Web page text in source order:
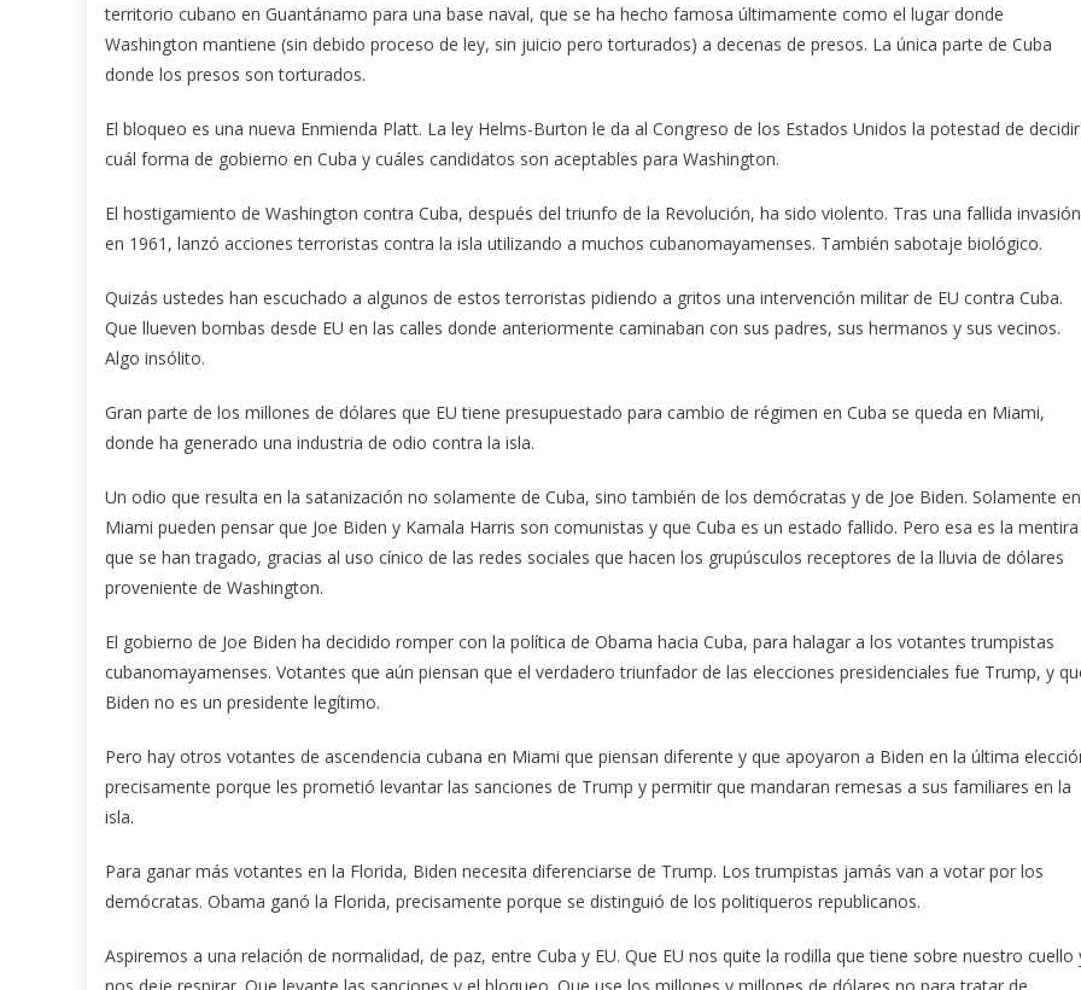
territorio cubano en Guantánamo para una base naval, que se ha hecho famosa últimamente como el lugar donde
Washington mantiene (sin debido proceso de ley, sin juicio pero torturados) a decenas de presos. La única parte de Cuba
donde los presos son torturados.
El bloqueo es una nueva Enmienda Platt. La ley Helms-Burton le da al Congreso de los Estados Unidos la potestad de decidir
cuál forma de gobierno en Cuba y cuáles candidatos son aceptables para Washington.
El hostigamiento de Washington contra Cuba, después del triunfo de la Revolución, ha sido violento. Tras una fallida invasión
en 1961, lanzó acciones terroristas contra la isla utilizando a muchos cubanomayamenses. También sabotaje biológico.
Quizás ustedes han escuchado a algunos de estos terroristas pidiendo a gritos una intervención militar de EU contra Cuba.
Que llueven bombas desde EU en las calles donde anteriormente caminaban con sus padres, sus hermanos y sus vecinos.
Algo insólito.
Gran parte de los millones de dólares que EU tiene presupuestado para cambio de régimen en Cuba se queda en Miami,
donde ha generado una industria de odio contra la isla.
Un odio que resulta en la satanización no solamente de Cuba, sino también de los demócratas y de Joe Biden. Solamente en
Miami pueden pensar que Joe Biden y Kamala Harris son comunistas y que Cuba es un estado fallido. Pero esa es la mentira
que se han tragado, gracias al uso cínico de las redes sociales que hacen los grupúsculos receptores de la lluvia de dólares
proveniente de Washington.
El gobierno de Joe Biden ha decidido romper con la política de Obama hacia Cuba, para halagar a los votantes trumpistas
cubanomayamenses. Votantes que aún piensan que el verdadero triunfador de las elecciones presidenciales fue Trump, y
Biden no es un presidente legítimo.
Pero hay otros votantes de ascendencia cubana en Miami que piensan diferente y que apoyaron a Biden en la última
precisamente porque les prometió levantar las sanciones de Trump y permitir que mandaran remesas a sus familiares en la
isla.
Para ganar más votantes en la Florida, Biden necesita diferenciarse de Trump. Los trumpistas jamás van a votar por los
demócratas. Obama ganó la Florida, precisamente porque se distinguió de los politiqueros republicanos.
Aspiremos a una relación de normalidad, de paz, entre Cuba y EU. Que EU nos quite la rodilla que tiene sobre nuestro cuello